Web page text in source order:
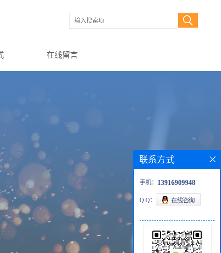
在线留言
联系方式
手机： 13916909948
Q Q：